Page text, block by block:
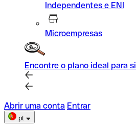
Independentes e ENI
Microempresas
Encontre o plano ideal para si
Abrir uma conta Entrar
pt